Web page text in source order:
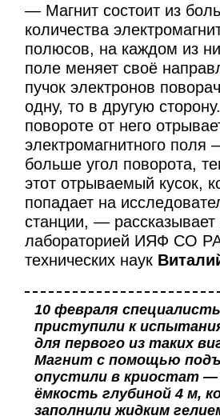
— Магнит состоит из
количества
полюсов, на каждом из
поле меняет своё
пучок электронов
одну, то в другую
повороте от него
электромагнитного поля
больше угол поворота,
этот отрываемый кусок,
попадает на
станции, —
лабораторией ИЯФ СО
технических наук
10 февраля
приступили к
для первого из таких
Магнит с помощью
опустили в криостат —
ёмкость глубиной 4 м,
заполнили жидким